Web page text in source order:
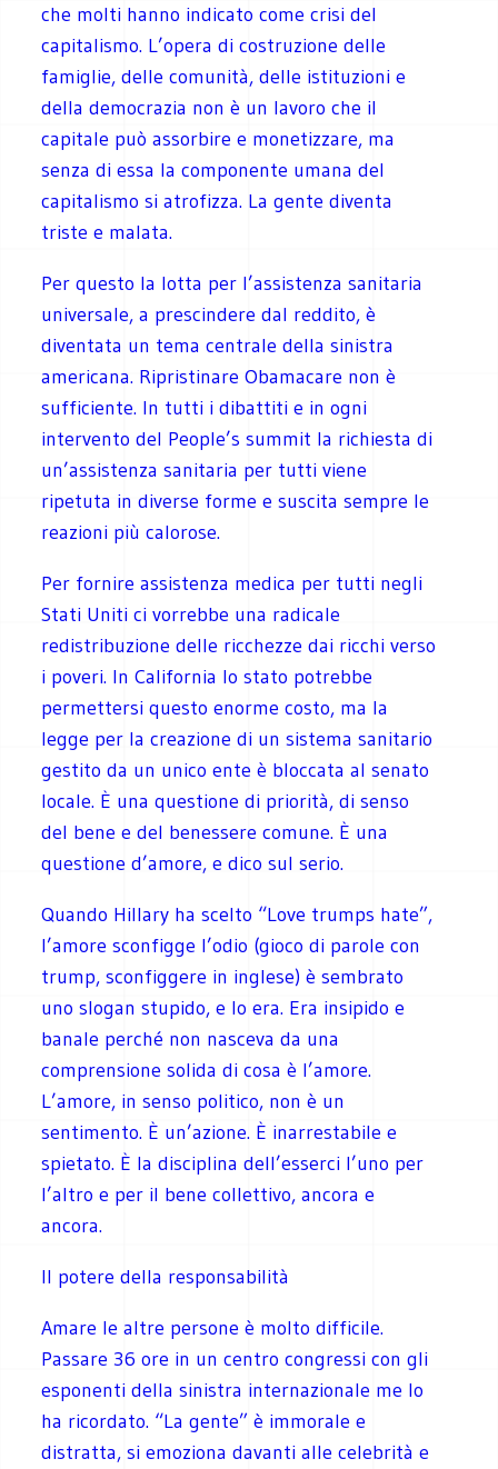
che molti hanno indicato come crisi del
capitalismo. L’opera di costruzione delle
famiglie, delle comunità, delle istituzioni e
della democrazia non è un lavoro che il
capitale può assorbire e monetizzare, ma
senza di essa la componente umana del
capitalismo si atrofizza. La gente diventa
triste e malata.
Per questo la lotta per l’assistenza sanitaria
universale, a prescindere dal reddito, è
diventata un tema centrale della sinistra
americana. Ripristinare Obamacare non è
sufficiente. In tutti i dibattiti e in ogni
intervento del People’s summit la richiesta di
un’assistenza sanitaria per tutti viene
ripetuta in diverse forme e suscita sempre le
reazioni più calorose.
Per fornire assistenza medica per tutti negli
Stati Uniti ci vorrebbe una radicale
redistribuzione delle ricchezze dai ricchi verso
i poveri. In California lo stato potrebbe
permettersi questo enorme costo, ma la
legge per la creazione di un sistema sanitario
gestito da un unico ente è bloccata al senato
locale. È una questione di priorità, di senso
del bene e del benessere comune. È una
questione d’amore, e dico sul serio.
Quando Hillary ha scelto “Love trumps hate”,
l’amore sconfigge l’odio (gioco di parole con
trump, sconfiggere in inglese) è sembrato
uno slogan stupido, e lo era. Era insipido e
banale perché non nasceva da una
comprensione solida di cosa è l’amore.
L’amore, in senso politico, non è un
sentimento. È un’azione. È inarrestabile e
spietato. È la disciplina dell’esserci l’uno per
l’altro e per il bene collettivo, ancora e
ancora.
Il potere della responsabilità
Amare le altre persone è molto difficile.
Passare 36 ore in un centro congressi con gli
esponenti della sinistra internazionale me lo
ha ricordato. “La gente” è immorale e
distratta, si emoziona davanti alle celebrità e